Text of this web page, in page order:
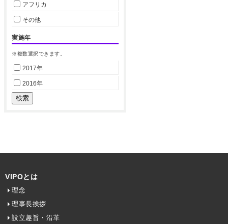
アフリカ
その他
実施年
※複数選択できます。
2017年
2016年
VIPOとは
理念
理事長挨拶
設立趣旨・沿革